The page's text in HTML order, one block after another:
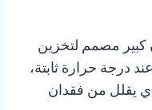
كبير مصمم لتخزين
درجة حرارة ثابتة،
يقلل من فقدان